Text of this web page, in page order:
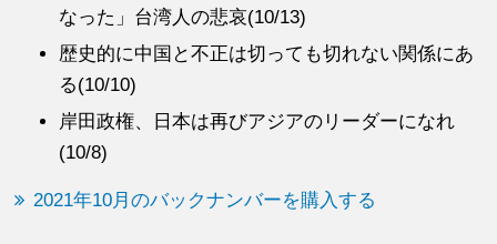
なった」台湾人の悲哀(10/13)
歴史的に中国と不正は切っても切れない関係にあ
る(10/10)
岸田政権、日本は再びアジアのリーダーになれ
(10/8)
2021年10月のバックナンバーを購入する